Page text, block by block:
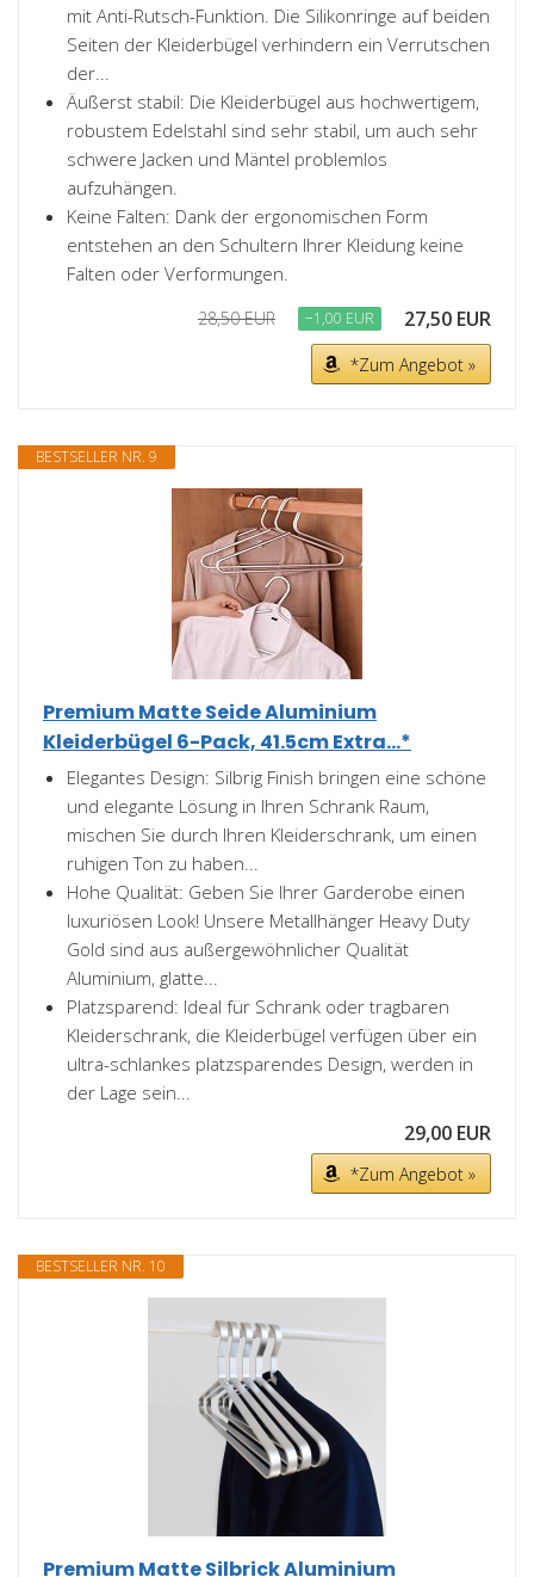
mit Anti-Rutsch-Funktion. Die Silikonringe auf beiden
Seiten der Kleiderbügel verhindern ein Verrutschen
der...
Äußerst stabil: Die Kleiderbügel aus hochwertigem,
robustem Edelstahl sind sehr stabil, um auch sehr
schwere Jacken und Mäntel problemlos
aufzuhängen.
Keine Falten: Dank der ergonomischen Form
entstehen an den Schultern Ihrer Kleidung keine
Falten oder Verformungen.
28,50 EUR −1,00 EUR 27,50 EUR
*Zum Angebot »
BESTSELLER NR. 9
Premium Matte Seide Aluminium
Kleiderbügel 6-Pack, 41.5cm Extra...*
Elegantes Design: Silbrig Finish bringen eine schöne
und elegante Lösung in Ihren Schrank Raum,
mischen Sie durch Ihren Kleiderschrank, um einen
ruhigen Ton zu haben...
Hohe Qualität: Geben Sie Ihrer Garderobe einen
luxuriösen Look! Unsere Metallhänger Heavy Duty
Gold sind aus außergewöhnlicher Qualität
Aluminium, glatte...
Platzsparend: Ideal für Schrank oder tragbaren
Kleiderschrank, die Kleiderbügel verfügen über ein
ultra-schlankes platzsparendes Design, werden in
der Lage sein...
29,00 EUR
*Zum Angebot »
BESTSELLER NR. 10
Premium Matte Silbrick Aluminium